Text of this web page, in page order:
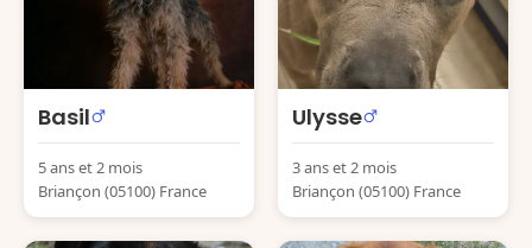
Basil
5 ans et 2 mois
Briançon (05100) France
Ulysse
3 ans et 2 mois
Briançon (05100) France